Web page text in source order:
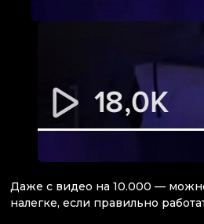
Даже с видео на 10.000 —
налегке, если правильно